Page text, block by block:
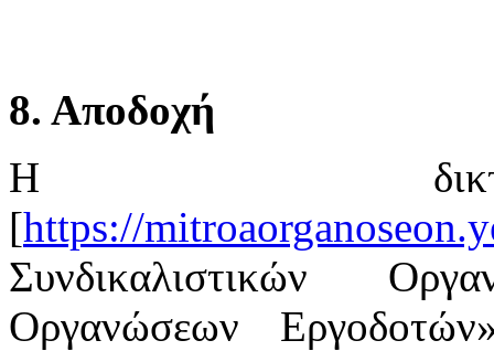
8. Αποδοχή
Η
[https://
Συνδικαλιστικών
Οργανώσεων